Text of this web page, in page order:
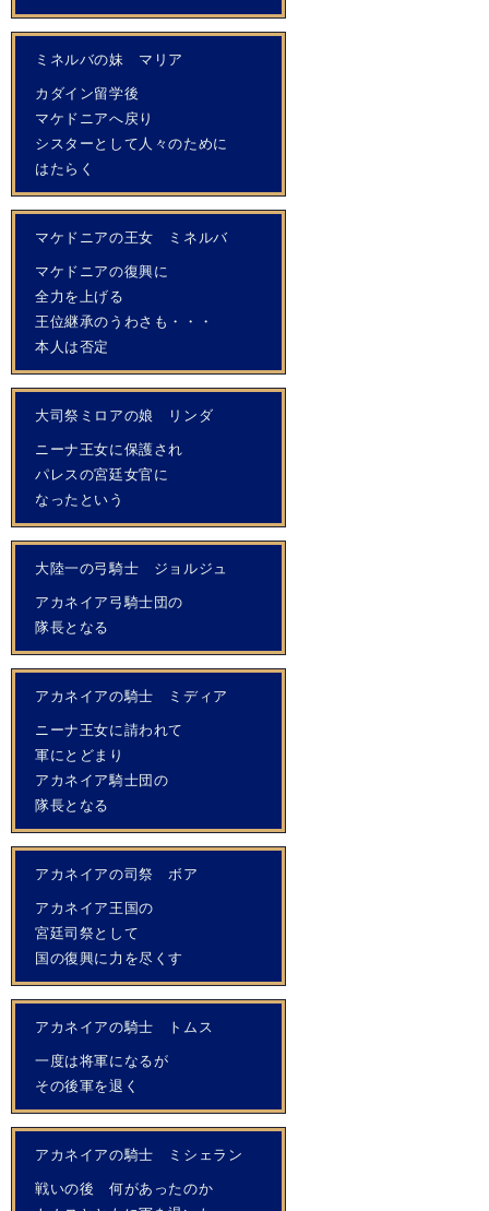
ミネルバの妹 マリア
カダイン留学後
マケドニアへ戻り
シスターとして人々のために
はたらく
マケドニアの王女 ミネルバ
マケドニアの復興に
全力を上げる
王位継承のうわさも・・・
本人は否定
大司祭ミロアの娘 リンダ
ニーナ王女に保護され
パレスの宮廷女官に
なったという
大陸一の弓騎士 ジョルジュ
アカネイア弓騎士団の
隊長となる
アカネイアの騎士 ミディア
ニーナ王女に請われて
軍にとどまり
アカネイア騎士団の
隊長となる
アカネイアの司祭 ボア
アカネイア王国の
宮廷司祭として
国の復興に力を尽くす
アカネイアの騎士 トムス
一度は将軍になるが
その後軍を退く
アカネイアの騎士 ミシェラン
戦いの後 何があったのか